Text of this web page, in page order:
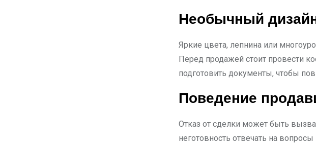
Необычный
Яркие цвета, лепнина или
Перед продажей стоит провести
подготовить документы, чтобы
Поведение
Отказ от сделки может быть
неготовность отвечать на